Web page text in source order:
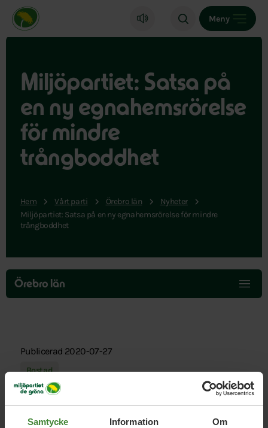
Samtycke Information Om
Miljöpartiet de gröna, startsida
Meny
Miljöpartiet: Satsa på
en ny egnahemsrörelse
för mindre
trångboddhet
Hem Vårt parti Örebro län
Nyheter
Miljöpartiet: Satsa på en ny egnahemsrörelse för mindre
trångboddhet
Hoppa
över
menyn
Örebro län
Publicerad 2020-07-27
Bostad
Miljöpartiet: Satsa på en ny